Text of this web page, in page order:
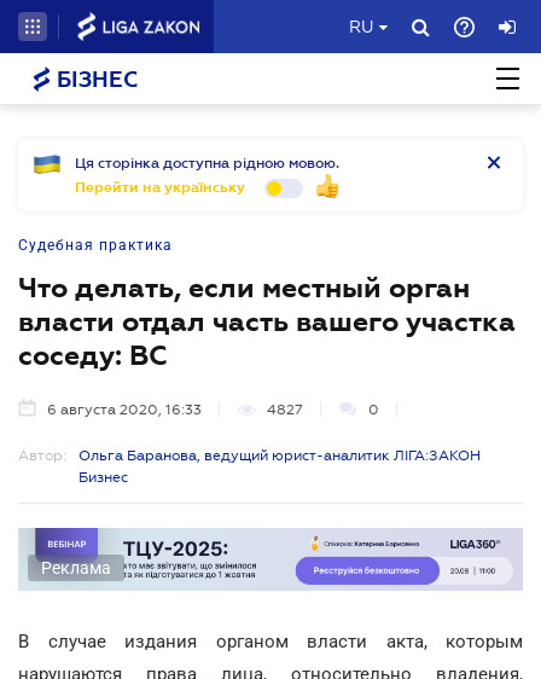
RU
БІЗНЕС
Ця сторінка доступна рідною мовою.
Перейти на українську
Судебная практика
Что делать, если местный орган
власти отдал часть вашего участка
соседу: ВС
6 августа 2020, 16:33 4827 0
Автор:
Ольга Баранова, ведущий юрист-аналитик ЛІГА:ЗАКОН
Бизнес
Реклама
В случае издания органом власти акта, которым
нарушаются права лица, относительно владения,